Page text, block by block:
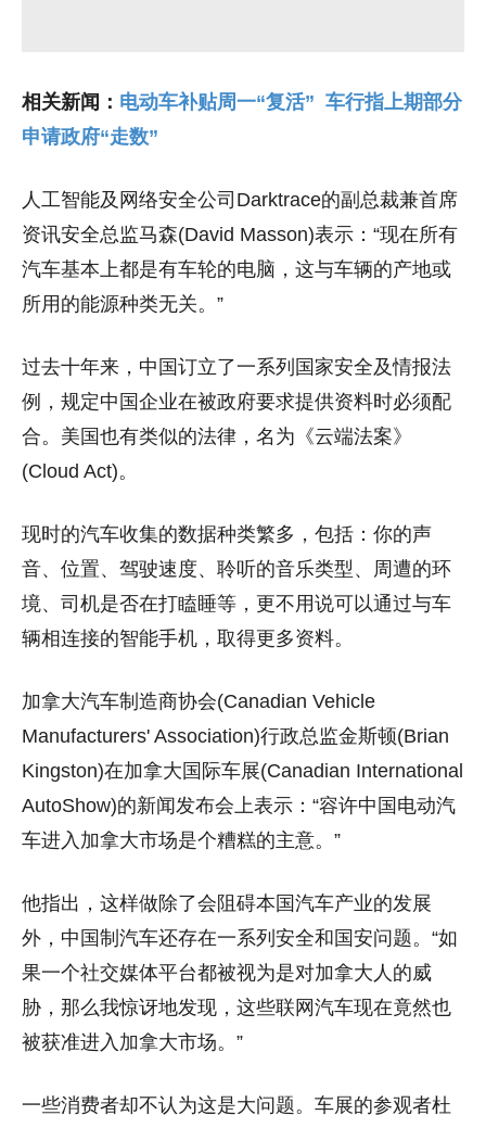
相关新闻： 电动车补贴周一“复活” 车行指上期部分
申请政府“走数”
人工智能及网络安全公司Darktrace的副总裁兼首席
资讯安全总监马森(David Masson)表示：“现在所有
汽车基本上都是有车轮的电脑，这与车辆的产地或
所用的能源种类无关。”
过去十年来，中国订立了一系列国家安全及情报法
例，规定中国企业在被政府要求提供资料时必须配
合。美国也有类似的法律，名为《云端法案》
(Cloud Act)。
现时的汽车收集的数据种类繁多，包括：你的声
音、位置、驾驶速度、聆听的音乐类型、周遭的环
境、司机是否在打瞌睡等，更不用说可以通过与车
辆相连接的智能手机，取得更多资料。
加拿大汽车制造商协会(Canadian Vehicle
Manufacturers' Association)行政总监金斯顿(Brian
Kingston)在加拿大国际车展(Canadian International
AutoShow)的新闻发布会上表示：“容许中国电动汽
车进入加拿大市场是个糟糕的主意。”
他指出，这样做除了会阻碍本国汽车产业的发展
外，中国制汽车还存在一系列安全和国安问题。“如
果一个社交媒体平台都被视为是对加拿大人的威
胁，那么我惊讶地发现，这些联网汽车现在竟然也
被获准进入加拿大市场。”
一些消费者却不认为这是大问题。车展的参观者杜